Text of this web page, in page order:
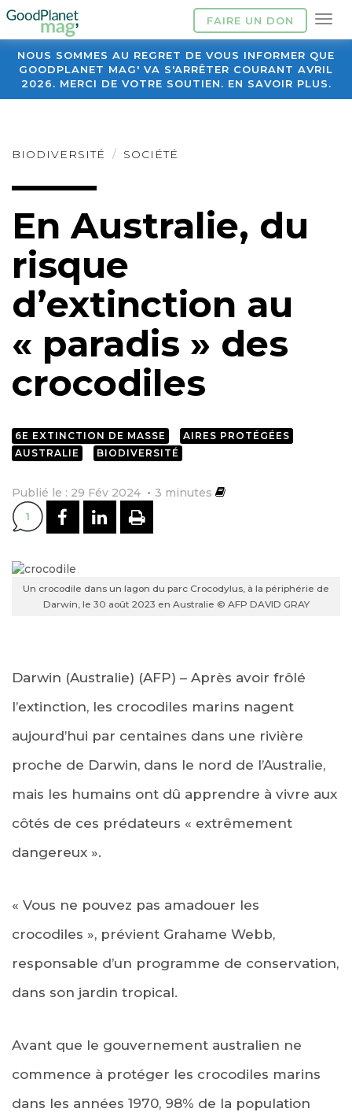
FAIRE UN DON
NOUS SOMMES AU REGRET DE VOUS INFORMER QUE
GOODPLANET MAG' VA S'ARRÊTER COURANT AVRIL
2026. MERCI DE VOTRE SOUTIEN. EN SAVOIR PLUS.
BIODIVERSITÉ SOCIÉTÉ
En Australie, du
risque
d’extinction au
« paradis » des
crocodiles
6E EXTINCTION DE MASSE
AIRES PROTÉGÉES
AUSTRALIE
BIODIVERSITÉ
Publié le : 29 Fév 2024 3 minutes
1 PARTAGER SUR FACEBOOK
PARTAGER SUR
IMPRIMER
Un crocodile dans un lagon du parc Crocodylus, à la périphérie de
Darwin, le 30 août 2023 en Australie © AFP DAVID GRAY
Darwin (Australie) (AFP) – Après avoir frôlé
l’extinction, les crocodiles marins nagent
aujourd’hui par centaines dans une rivière
proche de Darwin, dans le nord de l’Australie,
mais les humains ont dû apprendre à vivre aux
côtés de ces prédateurs « extrêmement
dangereux ».
« Vous ne pouvez pas amadouer les
crocodiles », prévient Grahame Webb,
responsable d’un programme de conservation,
dans son jardin tropical.
Avant que le gouvernement australien ne
commence à protéger les crocodiles marins
dans les années 1970, 98% de la population